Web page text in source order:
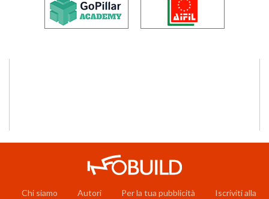
Chi siamo Autori Per la tua pubblicità Iscriviti alla